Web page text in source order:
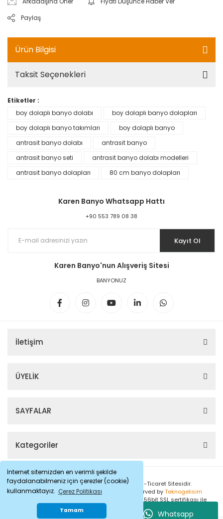
İnternet sitemizden en verimli şekilde
faydalanabilmeniz için çerezler (cookie)
kullanmaktayız. Çerez Politikası
Tamam Whatsapp
Paylaş
Ürün Bilgisi
Taksit Seçenekleri
Etiketler :
boy dolaplı banyo dolabı
boy dolaplı banyo dolapları
boy dolaplı banyo takımları
boy dolaplı banyo
antrasit banyo dolabı
antrasit banyo
antrasit banyo seti
antrasit banyo dolabı modelleri
antrasit banyo dolapları
80 cm banyo dolapları
Karen Banyo Whatsapp Hattı
+90 553 789 08 38
Kayıt Ol
Karen Banyo'nun Alışveriş Sitesi
BANYONUZ
İletişim
ÜYELİK
SAYFALAR
Kategoriler
Banyonuz.com, Karen Banyo'nun Resmi E-Ticaret Sitesidir.
Copyright © 2023 Banyonuz. All Rights Reserved byTeknogelisim
© Tüm Hakları Saklıdır. Kredi kartı bilgileriniz 256bit SSL sertifikası ile
korunmaktadır.